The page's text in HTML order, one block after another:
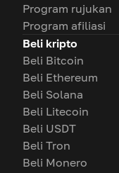
Program rujukan
Program afiliasi
Beli kripto
Beli Bitcoin
Beli Ethereum
Beli Solana
Beli Litecoin
Beli USDT
Beli Tron
Beli Monero